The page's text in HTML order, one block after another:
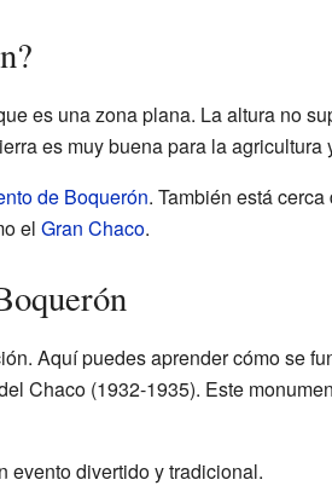
es una zona plana. La altura no
es muy buena para la agricultura
de Boquerón. También está
el Gran Chaco.
Aquí puedes aprender cómo se
Chaco (1932-1935). Este
evento divertido y tradicional.